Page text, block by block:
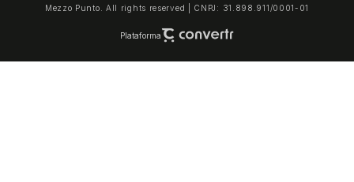
Mezzo Punto. All rights reserved | CNPJ: 31.898.911/0001-01
Plataforma